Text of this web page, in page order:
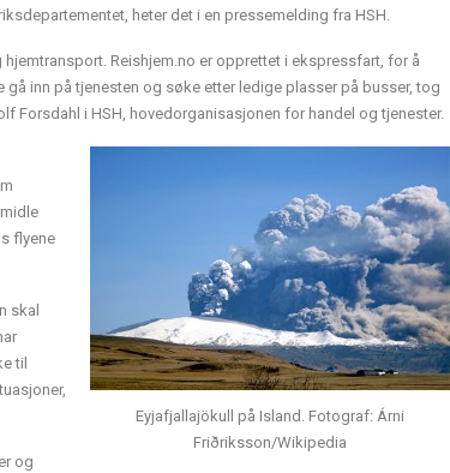
heter det i en pressemelding fra HSH.
Reishjem.no er opprettet i ekspressfart, for å
inn på tjenesten og søke etter ledige plasser på busser, tog
Forsdahl i HSH, hovedorganisasjonen for handel og tjenester.
Eyjafjallajökull på Island. Fotograf: Árni
Friðriksson/Wikipedia
flyene
skal
til
og